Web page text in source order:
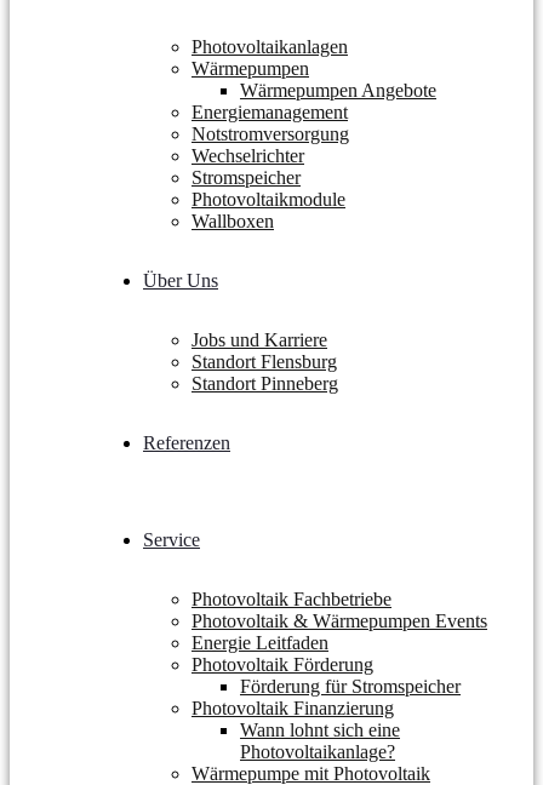
Photovoltaikanlagen
Wärmepumpen
Wärmepumpen Angebote
Energiemanagement
Notstromversorgung
Wechselrichter
Stromspeicher
Photovoltaikmodule
Wallboxen
Über Uns
Jobs und Karriere
Standort Flensburg
Standort Pinneberg
Referenzen
Service
Photovoltaik Fachbetriebe
Photovoltaik & Wärmepumpen Events
Energie Leitfaden
Photovoltaik Förderung
Förderung für Stromspeicher
Photovoltaik Finanzierung
Wann lohnt sich eine
Photovoltaikanlage?
Wärmepumpe mit Photovoltaik